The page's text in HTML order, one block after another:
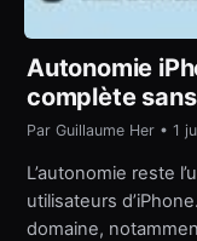
Autonomie
complète
Par Guillaume Her • 1
L’autonomie reste
utilisateurs
domaine,